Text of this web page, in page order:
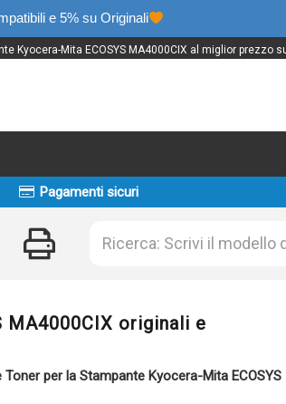
e 5% su Originali
Kyocera-Mita ECOSYS MA4000CIX al miglior prezzo
Pagamenti sicuri
MA4000CIX originali e
per la Stampante Kyocera-Mita ECOSYS